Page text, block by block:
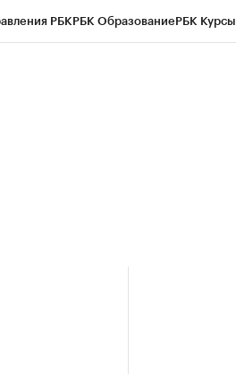
РБКРБК ОбразованиеРБК Курсы